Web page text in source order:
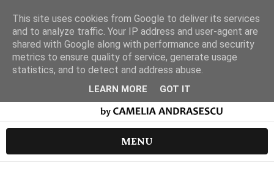
MENU
This site uses cookies from Google to deliver its services
and to analyze traffic. Your IP address and user-agent are
shared with Google along with performance and security
metrics to ensure quality of service, generate usage
statistics, and to detect and address abuse.
LEARN MORE GOT IT